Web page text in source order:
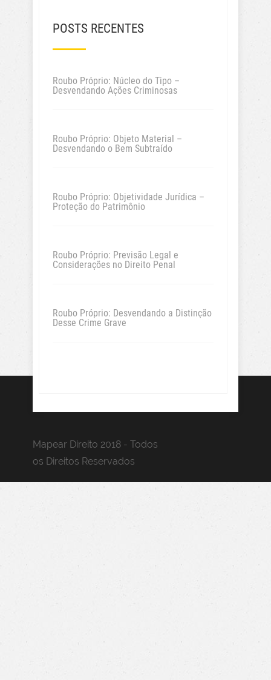
POSTS RECENTES
Roubo Próprio: Núcleo do Tipo –
Desvendando Ações Criminosas
Roubo Próprio: Objeto Material –
Desvendando o Bem Subtraído
Roubo Próprio: Objetividade Jurídica –
Proteção do Patrimônio
Roubo Próprio: Previsão Legal e
Considerações no Direito Penal
Roubo Próprio: Desvendando a Distinção
Desse Crime Grave
Mapear Direito 2018 - Todos
os Direitos Reservados